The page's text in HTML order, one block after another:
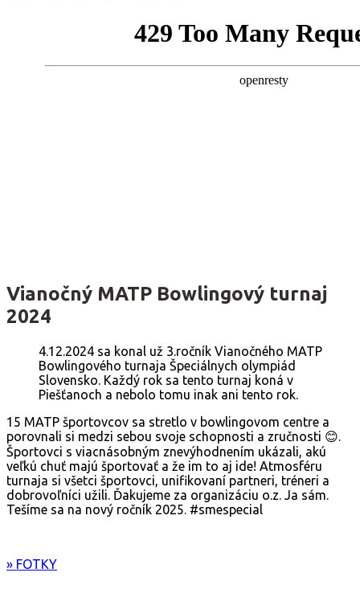
Vianočný MATP Bowlingový turnaj
2024
4.12.2024 sa konal už 3.ročník Vianočného MATP
Bowlingového turnaja Špeciálnych olympiád
Slovensko. Každý rok sa tento turnaj koná v
Piešťanoch a nebolo tomu inak ani tento rok.
15 MATP športovcov sa stretlo v bowlingovom centre a
porovnali si medzi sebou svoje schopnosti a zručnosti 😊.
Športovci s viacnásobným znevýhodnením ukázali, akú
veľkú chuť majú športovať a že im to aj ide! Atmosféru
turnaja si všetci športovci, unifikovaní partneri, tréneri a
dobrovoľníci užili. Ďakujeme za organizáciu o.z. Ja sám.
Tešíme sa na nový ročník 2025. #smespecial
» FOTKY